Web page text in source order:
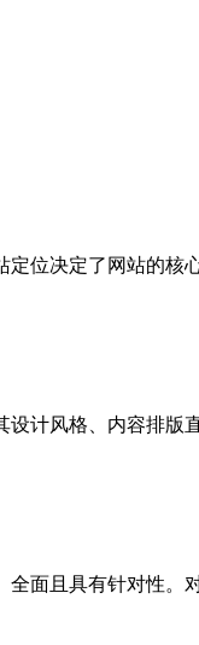
位决定了网站的
计风格、内容排
面且具有针对性